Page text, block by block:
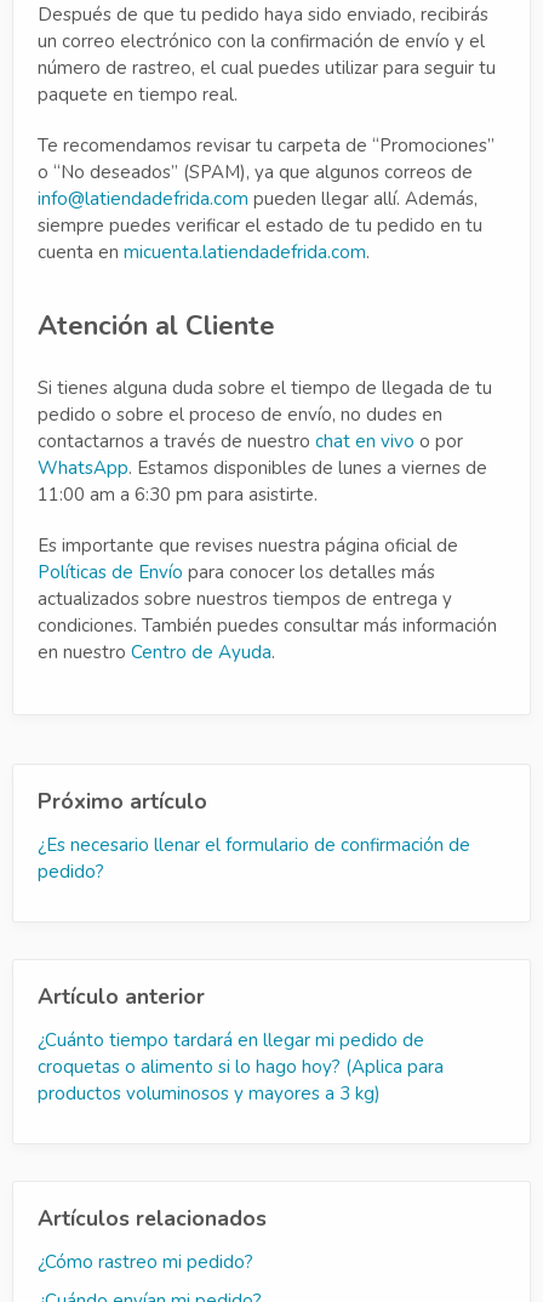
Después de que tu pedido haya sido enviado, recibirás
un correo electrónico con la confirmación de envío y el
número de rastreo, el cual puedes utilizar para seguir tu
paquete en tiempo real.
Te recomendamos revisar tu carpeta de “Promociones”
o “No deseados” (SPAM), ya que algunos correos de
info@latiendadefrida.com pueden llegar allí. Además,
siempre puedes verificar el estado de tu pedido en tu
cuenta en micuenta.latiendadefrida.com.
Atención al Cliente
Si tienes alguna duda sobre el tiempo de llegada de tu
pedido o sobre el proceso de envío, no dudes en
contactarnos a través de nuestro chat en vivo o por
WhatsApp. Estamos disponibles de lunes a viernes de
11:00 am a 6:30 pm para asistirte.
Es importante que revises nuestra página oficial de
Políticas de Envío para conocer los detalles más
actualizados sobre nuestros tiempos de entrega y
condiciones. También puedes consultar más información
en nuestro Centro de Ayuda.
Próximo artículo
¿Es necesario llenar el formulario de confirmación de
pedido?
Artículo anterior
¿Cuánto tiempo tardará en llegar mi pedido de
croquetas o alimento si lo hago hoy? (Aplica para
productos voluminosos y mayores a 3 kg)
Artículos relacionados
¿Cómo rastreo mi pedido?